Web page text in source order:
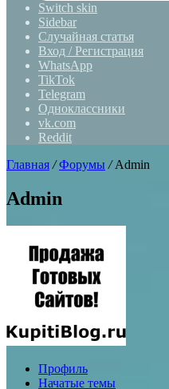
Switch skin
Sidebar
Случайная статья
Вход / Регистрация
WhatsApp
TikTok
Telegram
Одноклассники
vk.com
Reddit
Главная / Форумы / Admin
Admin
Профиль
Начатые темы